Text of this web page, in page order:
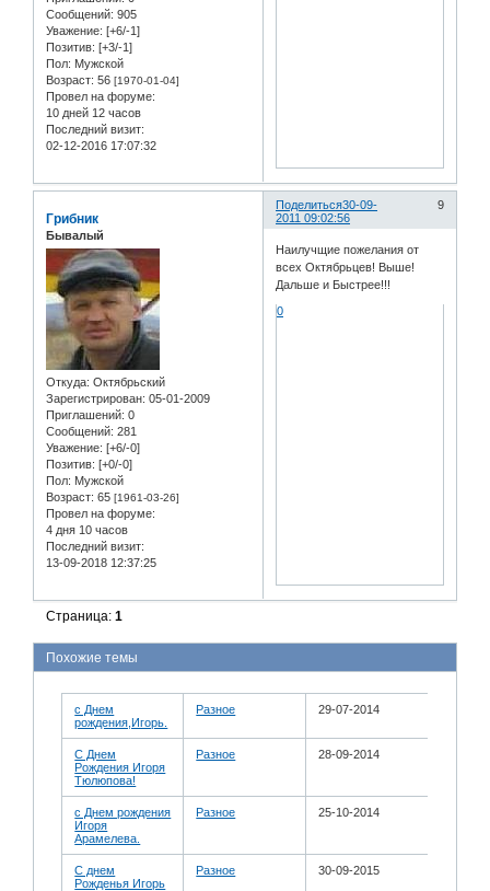
Сообщений: 905
Уважение: [+6/-1]
Позитив: [+3/-1]
Пол: Мужской
Возраст: 56 [1970-01-04]
Провел на форуме:
10 дней 12 часов
Последний визит:
02-12-2016 17:07:32
Поделиться 9
30-09-
2011 09:02:56
Грибник
Бывалый
Откуда: Октябрьский
Зарегистрирован: 05-01-2009
Приглашений: 0
Сообщений: 281
Уважение: [+6/-0]
Позитив: [+0/-0]
Пол: Мужской
Возраст: 65 [1961-03-26]
Провел на форуме:
4 дня 10 часов
Последний визит:
13-09-2018 12:37:25
Наилучщие пожелания от
всех Октябрьцев! Выше!
Дальше и Быстрее!!!
0
Страница:1
Похожие темы
с Днем
рождения,Игорь.
Разное 29-07-2014
С Днем
Рождения Игоря
Тюлюпова!
Разное 28-09-2014
с Днем рождения
Игоря
Арамелева.
Разное 25-10-2014
С днем
Рожденья Игорь
Разное 30-09-2015